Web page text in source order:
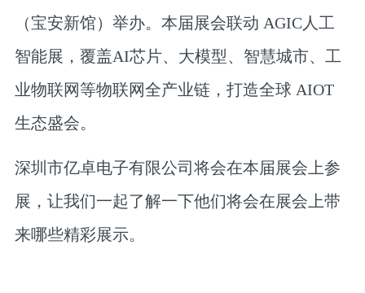
（宝安新馆）举办。本届展会联动 AGIC人工
智能展，覆盖AI芯片、大模型、智慧城市、工
业物联网等物联网全产业链，打造全球 AIOT
生态盛会。
深圳市亿卓电子有限公司将会在本届展会上参
展，让我们一起了解一下他们将会在展会上带
来哪些精彩展示。